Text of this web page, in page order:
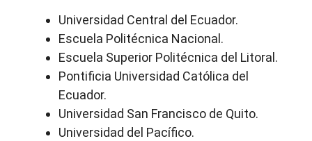
Universidad Central del Ecuador.
Escuela Politécnica Nacional.
Escuela Superior Politécnica del Litoral.
Pontificia Universidad Católica del
Ecuador.
Universidad San Francisco de Quito.
Universidad del Pacífico.